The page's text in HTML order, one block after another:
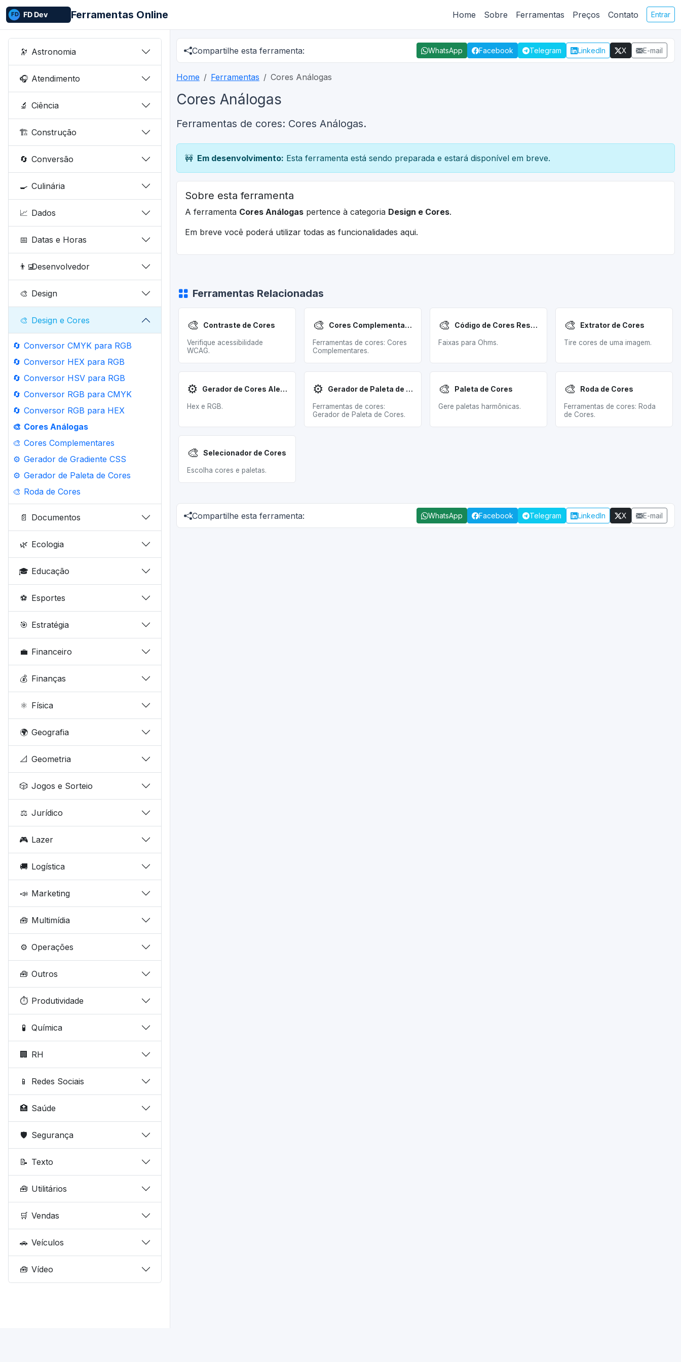
Ferramentas Online Home Sobre Ferramentas Preços Contato Entrar
🔭 Astronomia
🎧 Atendimento
🔬 Ciência
🏗️ Construção
🔄 Conversão
🍳 Culinária
📈 Dados
📅 Datas e Horas
👨‍💻Desenvolvedor
🎨 Design
🎨 Design e Cores
🔄 Conversor CMYK para RGB
🔄 Conversor HEX para RGB
🔄 Conversor HSV para RGB
🔄 Conversor RGB para CMYK
🔄 Conversor RGB para HEX
🎨 Cores Análogas
🎨 Cores Complementares
⚙️ Gerador de Gradiente CSS
⚙️ Gerador de Paleta de Cores
🎨 Roda de Cores
📄 Documentos
🌿 Ecologia
🎓 Educação
⚽ Esportes
🎯 Estratégia
💼 Financeiro
💰 Finanças
⚛️ Física
🌍 Geografia
📐 Geometria
🎲 Jogos e Sorteio
⚖️ Jurídico
🎮 Lazer
🚚 Logística
📣 Marketing
🧰 Multimídia
⚙️ Operações
🧰 Outros
⏱️ Produtividade
🧪 Química
🏢 RH
📱 Redes Sociais
🏥 Saúde
🛡️ Segurança
📝 Texto
🧰 Utilitários
🛒 Vendas
🚗 Veículos
🧰 Vídeo
Compartilhe esta ferramenta: WhatsApp Facebook Telegram LinkedIn X E-mail
Home Ferramentas Cores Análogas
Cores Análogas
Ferramentas de cores: Cores Análogas.
🚧 Em desenvolvimento: Esta ferramenta está sendo preparada e estará disponível em breve.
Sobre esta ferramenta
A ferramenta Cores Análogas pertence à categoria Design e Cores.
Em breve você poderá utilizar todas as funcionalidades aqui.
Ferramentas Relacionadas
🎨 Contraste de Cores
Verifique acessibilidade
WCAG.
🎨 Cores Complementares
Ferramentas de cores: Cores
Complementares.
🎨 Código de Cores Resistores
Faixas para Ohms.
🎨 Extrator de Cores
Tire cores de uma imagem.
⚙️ Gerador de Cores Aleatórias
Hex e RGB.
⚙️ Gerador de Paleta de Cores
Ferramentas de cores:
Gerador de Paleta de Cores.
🎨 Paleta de Cores
Gere paletas harmônicas.
🎨 Roda de Cores
Ferramentas de cores: Roda
de Cores.
🎨 Selecionador de Cores
Escolha cores e paletas.
Compartilhe esta ferramenta: WhatsApp Facebook Telegram LinkedIn X E-mail